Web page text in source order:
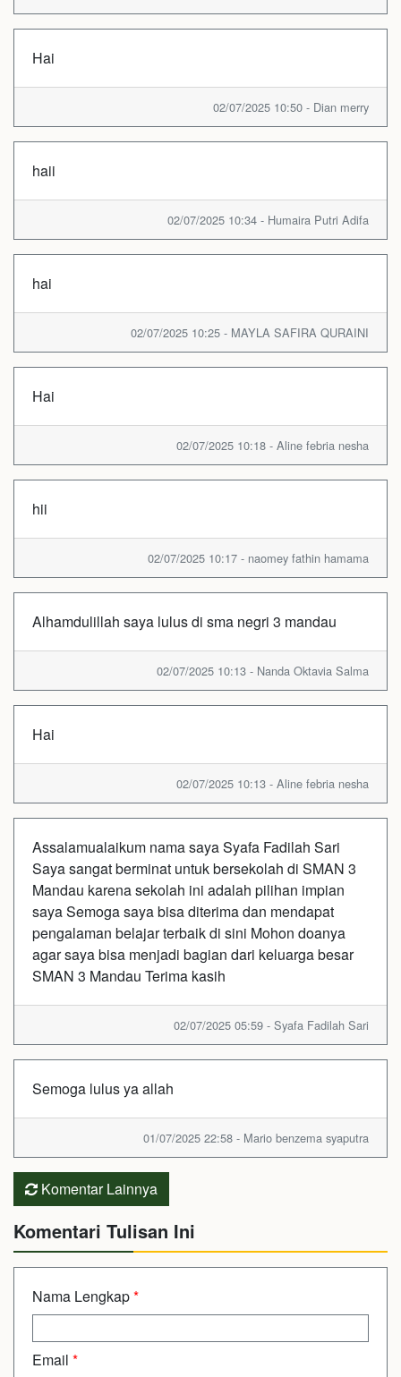
Hai
02/07/2025 10:50 - Dian merry
haii
02/07/2025 10:34 - Humaira Putri Adifa
hai
02/07/2025 10:25 - MAYLA SAFIRA QURAINI
Hai
02/07/2025 10:18 - Aline febria nesha
hii
02/07/2025 10:17 - naomey fathin hamama
Alhamdulillah saya lulus di sma negri 3 mandau
02/07/2025 10:13 - Nanda Oktavia Salma
Hai
02/07/2025 10:13 - Aline febria nesha
Assalamualaikum nama saya Syafa Fadilah Sari
Saya sangat berminat untuk bersekolah di SMAN 3
Mandau karena sekolah ini adalah pilihan impian
saya Semoga saya bisa diterima dan mendapat
pengalaman belajar terbaik di sini Mohon doanya
agar saya bisa menjadi bagian dari keluarga besar
SMAN 3 Mandau Terima kasih
02/07/2025 05:59 - Syafa Fadilah Sari
Semoga lulus ya allah
01/07/2025 22:58 - Mario benzema syaputra
Komentar Lainnya
Komentari Tulisan Ini
Nama Lengkap*
Email *